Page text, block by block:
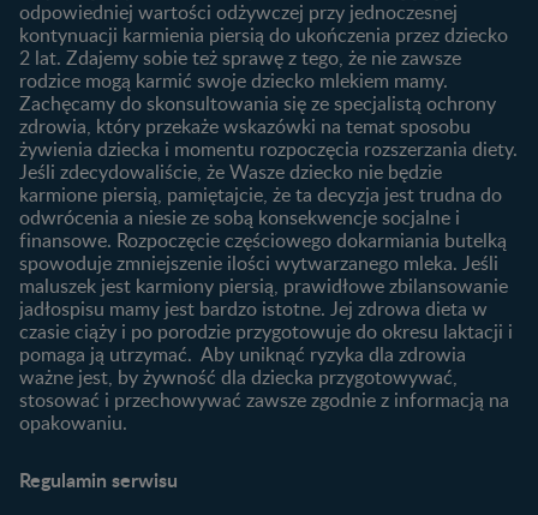
Rozwój dziecka
Kalendarz rozwoju dziecka
Skoki rozwojowe
Ząbkowanie u niemowląt
Żywienie dziecka
10 sposobów jak poprawić
laktację
Jakie mleko następne
wybrać dla dziecka?
Jak rozszerzać dietę
niemowlaka?
Przydatne materiały dla
rodziców
Poradniki dla rodziców
Karty do zdjęć dla
Maluszka
Materiały do pobrania
Narzędzia dla rodziców
praktyczne wskazówki
odpowiedniej wartości odżywczej przy jednoczesnej
kontynuacji karmienia piersią do ukończenia przez dziecko
2 lat. Zdajemy sobie też sprawę z tego, że nie zawsze
rodzice mogą karmić swoje dziecko mlekiem mamy.
Zachęcamy do skonsultowania się ze specjalistą ochrony
zdrowia, który przekaże wskazówki na temat sposobu
żywienia dziecka i momentu rozpoczęcia rozszerzania diety.
Jeśli zdecydowaliście, że Wasze dziecko nie będzie
karmione piersią, pamiętajcie, że ta decyzja jest trudna do
odwrócenia a niesie ze sobą konsekwencje socjalne i
finansowe. Rozpoczęcie częściowego dokarmiania butelką
spowoduje zmniejszenie ilości wytwarzanego mleka. Jeśli
maluszek jest karmiony piersią, prawidłowe zbilansowanie
jadłospisu mamy jest bardzo istotne. Jej zdrowa dieta w
czasie ciąży i po porodzie przygotowuje do okresu laktacji i
pomaga ją utrzymać. Aby uniknąć ryzyka dla zdrowia
ważne jest, by żywność dla dziecka przygotowywać,
stosować i przechowywać zawsze zgodnie z informacją na
opakowaniu.
Regulamin serwisu